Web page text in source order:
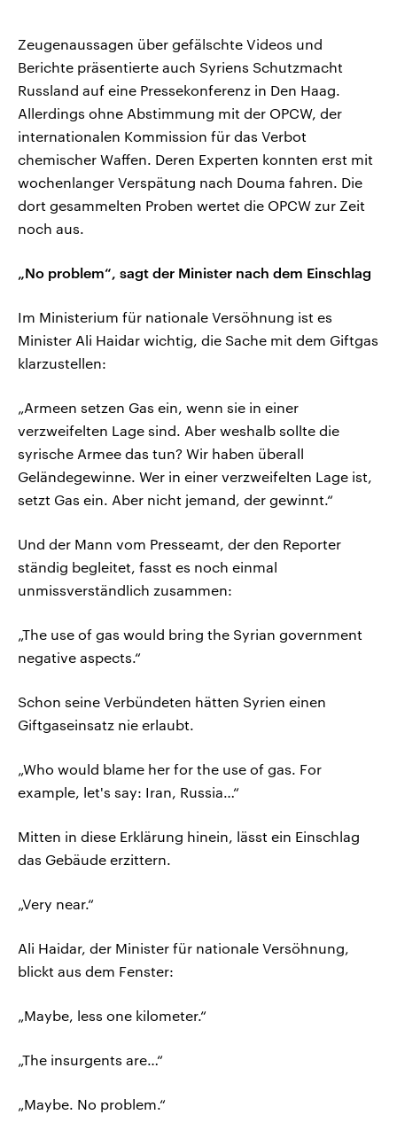
Zeugenaussagen über gefälschte Videos und
Berichte präsentierte auch Syriens Schutzmacht
Russland auf eine Pressekonferenz in Den Haag.
Allerdings ohne Abstimmung mit der OPCW, der
internationalen Kommission für das Verbot
chemischer Waffen. Deren Experten konnten erst mit
wochenlanger Verspätung nach Douma fahren. Die
dort gesammelten Proben wertet die OPCW zur Zeit
noch aus.
„No problem“, sagt der Minister nach dem Einschlag
Im Ministerium für nationale Versöhnung ist es
Minister Ali Haidar wichtig, die Sache mit dem Giftgas
klarzustellen:
„Armeen setzen Gas ein, wenn sie in einer
verzweifelten Lage sind. Aber weshalb sollte die
syrische Armee das tun? Wir haben überall
Geländegewinne. Wer in einer verzweifelten Lage ist,
setzt Gas ein. Aber nicht jemand, der gewinnt.“
Und der Mann vom Presseamt, der den Reporter
ständig begleitet, fasst es noch einmal
unmissverständlich zusammen:
„The use of gas would bring the Syrian government
negative aspects.“
Schon seine Verbündeten hätten Syrien einen
Giftgaseinsatz nie erlaubt.
„Who would blame her for the use of gas. For
example, let's say: Iran, Russia…“
Mitten in diese Erklärung hinein, lässt ein Einschlag
das Gebäude erzittern.
„Very near.“
Ali Haidar, der Minister für nationale Versöhnung,
blickt aus dem Fenster:
„Maybe, less one kilometer.“
„The insurgents are…“
„Maybe. No problem.“